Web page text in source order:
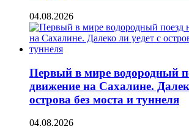
04.08.2026
Первый в мире водородный
движение на Сахалине.
острова без моста и туннеля
04.08.2026